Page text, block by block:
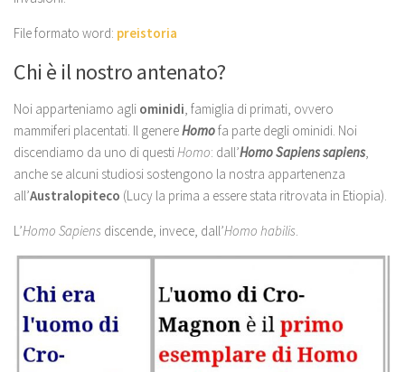
File formato word: preistoria
Chi è il nostro antenato?
Noi apparteniamo agli ominidi , famiglia di primati, ovvero
mammiferi placentati. Il genereHomofa parte degli ominidi. Noi
discendiamo da uno di questiHomo: dall’Homo Sapiens sapiens,
anche se alcuni studiosi sostengono la nostra appartenenza
all’Australopiteco (Lucy la prima a essere stata ritrovata in Etiopia).
L’Homo Sapiens discende, invece, dall’Homo habilis